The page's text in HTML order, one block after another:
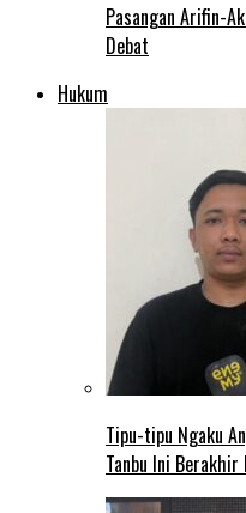
Pasangan Arifin-
Debat
Hukum
Tipu-tipu Ngaku
Tanbu Ini Berakhir